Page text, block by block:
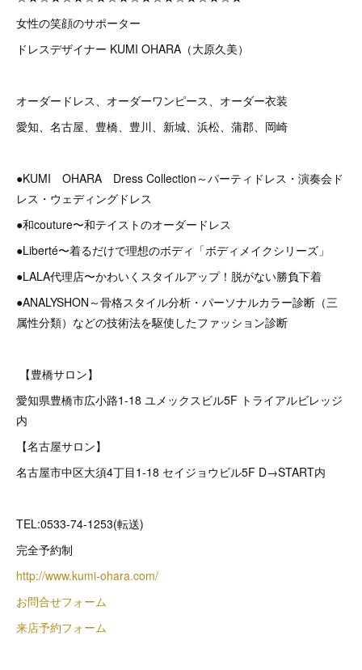
女性の笑顔のサポーター
ドレスデザイナー KUMI OHARA（大原久美）
オーダードレス、オーダーワンピース、オーダー衣装
愛知、名古屋、豊橋、豊川、新城、浜松、蒲郡、岡崎
●KUMI OHARA Dress Collection～パーティドレス・演奏会ド
レス・ウェディングドレス
●和couture〜和テイストのオーダードレス
●Liberté〜着るだけで理想のボディ「ボディメイクシリーズ」
●LALA代理店〜かわいくスタイルアップ！脱がない勝負下着
●ANALYSHON～骨格スタイル分析・パーソナルカラー診断（三
属性分類）などの技術法を駆使したファッション診断
【豊橋サロン】
愛知県豊橋市広小路1-18 ユメックスビル5F トライアルビレッジ
内
【名古屋サロン】
名古屋市中区大須4丁目1-18 セイジョウビル5F D→START内
TEL:0533-74-1253(転送)
完全予約制
http://www.kumi-ohara.com/
お問合せフォーム
来店予約フォーム